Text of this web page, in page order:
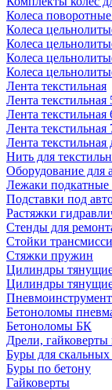
Колеса
Колеса
Колеса
Колеса
Колеса
Лента текстильная
Лента текстильная
Лента текстильная
Лента текстильная
Лента текстильная
Нить для
Оборудование для
Лежаки
Подставки под
Растяжки
Стенды для
Стойки
Стяжки пружин
Цилиндры
Цилиндры
Пневмоинструмент
Бетоноломы
Бетоноломы БК
Дрели, гайковерты
Буры для
Буры по бетону
Гайковерты